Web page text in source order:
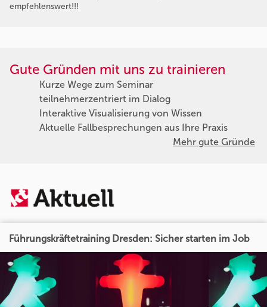
empfehlenswert!!!
Gute Gründen mit uns zu trainieren
Kurze Wege zum Seminar
teilnehmerzentriert im Dialog
Interaktive Visualisierung von Wissen
Aktuelle Fallbesprechungen aus Ihre Praxis
Mehr gute Gründe
Führungskräftetraining Dresden: Sicher starten im Job